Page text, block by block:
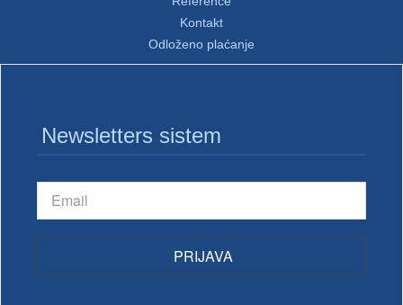
Kontakt
Odloženo plaćanje
Newsletters sistem
PRIJAVA